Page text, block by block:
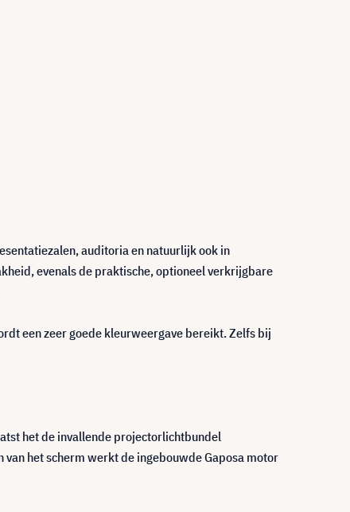
auditoria en natuurlijk ook in
evenals de praktische, optioneel verkrijgbare
een zeer goede kleurweergave bereikt. Zelfs bij
het de invallende projectorlichtbundel
het scherm werkt de ingebouwde Gaposa motor